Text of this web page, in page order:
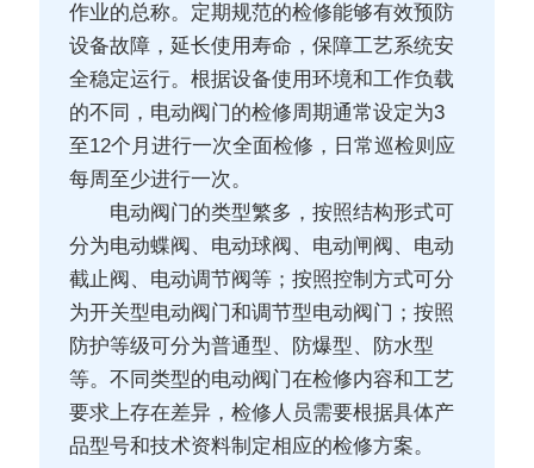
作业的总称。定期规范的检修能够有效预防
设备故障，延长使用寿命，保障工艺系统安
全稳定运行。根据设备使用环境和工作负载
的不同，电动阀门的检修周期通常设定为3
至12个月进行一次全面检修，日常巡检则应
每周至少进行一次。
电动阀门的类型繁多，按照结构形式可
分为电动蝶阀、电动球阀、电动闸阀、电动
截止阀、电动调节阀等；按照控制方式可分
为开关型电动阀门和调节型电动阀门；按照
防护等级可分为普通型、防爆型、防水型
等。不同类型的电动阀门在检修内容和工艺
要求上存在差异，检修人员需要根据具体产
品型号和技术资料制定相应的检修方案。